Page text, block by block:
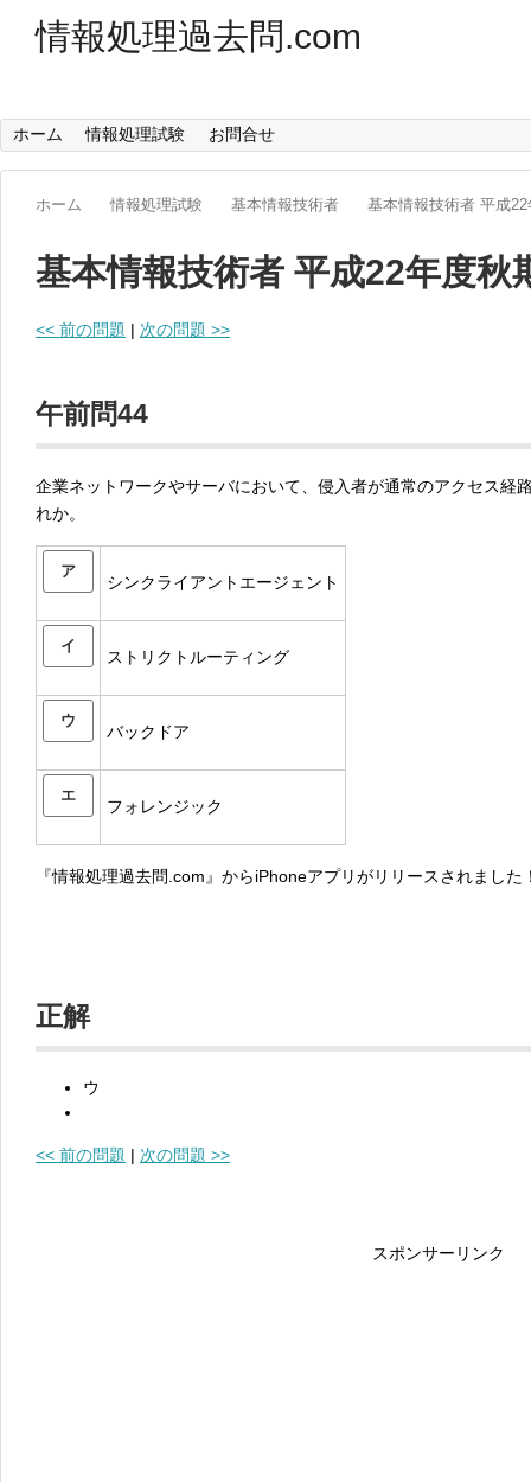
情報処理過去問.com
ホーム 情報処理試験 お問合せ
ホーム 情報処理試験 基本情報技術者 基本情報技術者 平成
基本情報技術者 平成22年度秋
<< 前の問題 | 次の問題 >>
午前問44
企業ネットワークやサーバにおいて、侵入者が通常のアクセス経
れか。
ア
シンクライアントエージェント
イ
ストリクトルーティング
ウ
バックドア
エ
フォレンジック
『情報処理過去問.com』からiPhoneアプリがリリースされました
正解
ウ
<< 前の問題 | 次の問題 >>
スポンサーリンク